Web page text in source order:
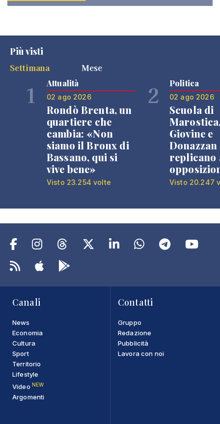
Più visti
Settimana
Mese
1 Attualità
02 ago 2026
Rondò Brenta, un
quartiere che
cambia: «Non
siamo il Bronx di
Bassano, qui si
vive bene»
Visto 23.254 volte
2 Politica
02 ago 2026
Scuola di
Giovine e
Donazzan
replicano
Visto 20.247
Canali
News
Economia
Cultura
Sport
Territorio
Lifestyle
Video NEW
Argomenti
Contatti
Gruppo
Redazione
Pubblicità
Lavora con noi